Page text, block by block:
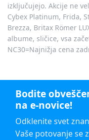
izključujejo. Akcije ne
Cybex Platinum, Frida,
Brezza, Britax Römer
albume, sličice, vsa
NC30=Najnižja cena
Bodite
na e-novice!
Odklenite svet
Vaše potovanje se